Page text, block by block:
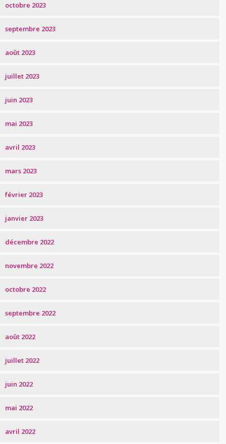
octobre 2023
septembre 2023
août 2023
juillet 2023
juin 2023
mai 2023
avril 2023
mars 2023
février 2023
janvier 2023
décembre 2022
novembre 2022
octobre 2022
septembre 2022
août 2022
juillet 2022
juin 2022
mai 2022
avril 2022